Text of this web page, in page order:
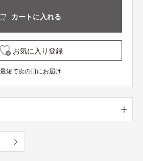
カートに入れる
お気に入り登録
短で次の日にお届け